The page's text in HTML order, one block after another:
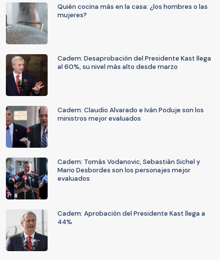
Quién cocina más en la casa: ¿los hombres o las
mujeres?
Cadem: Desaprobación del Presidente Kast llega
al 60%, su nivel más alto desde marzo
Cadem: Claudio Alvarado e Iván Poduje son los
ministros mejor evaluados
Cadem: Tomás Vodanovic, Sebastián Sichel y
Mario Desbordes son los personajes mejor
evaluados
Cadem: Aprobación del Presidente Kast llega a
44%